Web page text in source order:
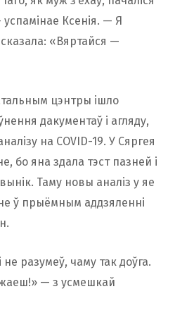
Ксенія. — Я
«Вяртайся —
цэнтры ішло
дакументаў і агляду,
на COVID-19. У Сяргея
бо яна здала тэст пазней і
Таму новы аналіз у яе
ў прыёмным аддзяленні
разумеў, чаму так доўга.
— з усмешкай